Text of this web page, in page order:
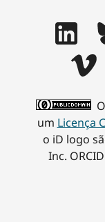
um Licença
o iD logo
Inc.